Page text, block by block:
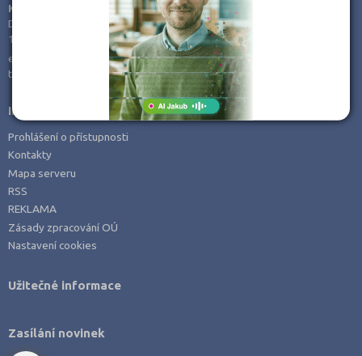
KamPoMaturite.cz, s.r.o.
Dukelských hrdinů 21
170 00 Praha 7
e-mail:
info@kampomaturite.cz
tel:
+420 606 411 115
Informace
Prohlášení o přístupnosti
Kontakty
Mapa serveru
RSS
REKLAMA
Zásady zpracování OÚ
Nastavení cookies
Užitečné informace
Zasílání novinek